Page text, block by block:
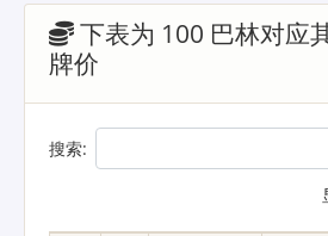
下表为 100 巴林对应
牌价
搜索: